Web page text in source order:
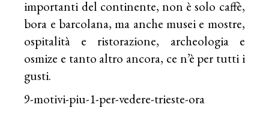
importanti del continente, non è solo caffè,
bora e barcolana, ma anche musei e mostre,
ospitalità e ristorazione, archeologia e
osmize e tanto altro ancora, ce n’è per tutti i
gusti.
9-motivi-piu-1-per-vedere-trieste-ora